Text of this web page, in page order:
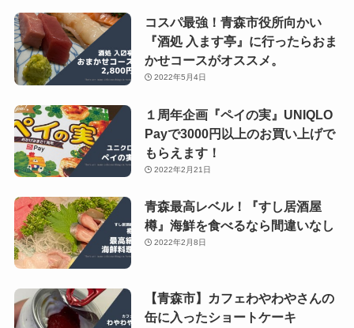
コスパ最強！青森市役所向かい
『酒処 入ます亭』に行ったらおま
かせコースがオススメ。
2022年5月4日
１周年企画『ペイの実』UNIQLO
Payで3000円以上のお買い上げで
もらえます！
2022年2月21日
青森最高レベル！『すし居酒屋
樽』海鮮を食べるなら間違いなし
2022年2月8日
【青森市】カフェわやわやさんの
缶に入ったショートケーキ